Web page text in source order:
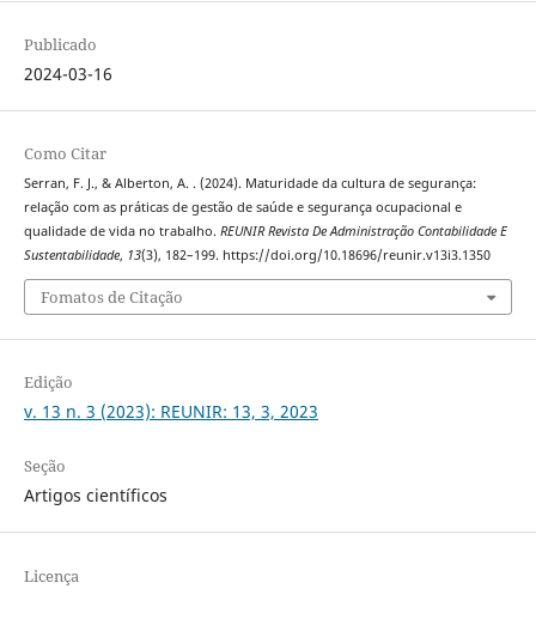
Publicado
2024-03-16
Como Citar
Serran, F. J., & Alberton, A. . (2024). Maturidade da cultura de segurança:
relação com as práticas de gestão de saúde e segurança ocupacional e
qualidade de vida no trabalho. REUNIR Revista De Administração Contabilidade E
Sustentabilidade, 13(3), 182–199. https://doi.org/10.18696/reunir.v13i3.1350
Fomatos de Citação
Edição
v. 13 n. 3 (2023): REUNIR: 13, 3, 2023
Seção
Artigos científicos
Licença